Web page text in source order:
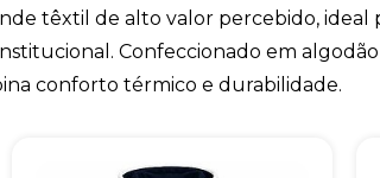
têxtil de alto valor percebido, ideal
Confeccionado em
conforto térmico e durabilidade.